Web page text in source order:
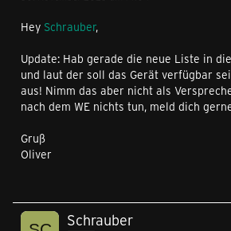
Hey Schrauber,
Update: Hab gerade die neue Liste in
und laut der soll das Gerät verfügbar
aus! Nimm das aber nicht als
nach dem WE nichts tun, meld dich
Gruß
Oliver
Schrauber